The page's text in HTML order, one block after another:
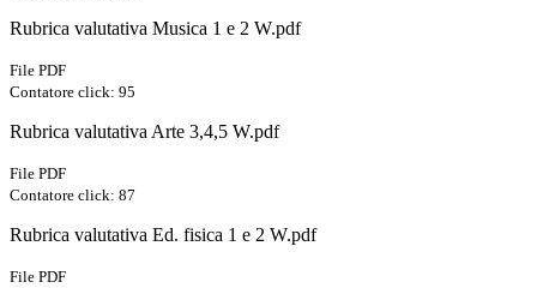
Rubrica valutativa Musica 1 e 2 W.pdf
File PDF
Contatore click: 95
Rubrica valutativa Arte 3,4,5 W.pdf
File PDF
Contatore click: 87
Rubrica valutativa Ed. fisica 1 e 2 W.pdf
File PDF